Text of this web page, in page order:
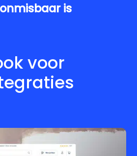
is
voor